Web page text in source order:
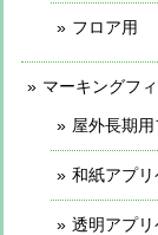
フロア用
マーキングフ
屋外長期
和紙アプ
透明アプ